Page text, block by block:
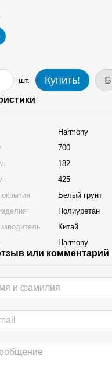
шт. Купить!
Harmony
700
182
425
Белый грунт
Полиуретан
Китай
Harmony
или комментарий